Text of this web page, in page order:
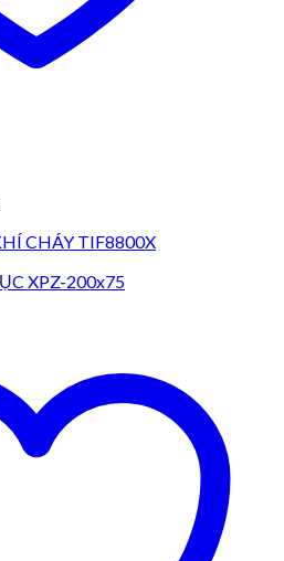
CHÁY TIF8800X